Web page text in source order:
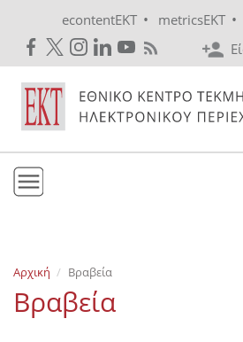
econtentEKT • metricsEKT •
Εκδόσεις
Ενημέρωση
Αρχική Βραβεία
Βραβεία